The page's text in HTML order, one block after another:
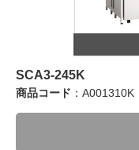
SCA3-245K
商品コード ：A001310K